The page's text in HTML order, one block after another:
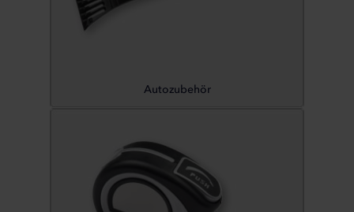
Autozubehör